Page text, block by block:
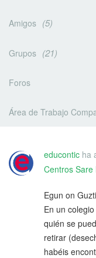
Amigos 5
Grupos 21
Foros
Área de Trabajo
educontic ha
Centros Sare
Egun on
En un
quién se
retirar
habéis